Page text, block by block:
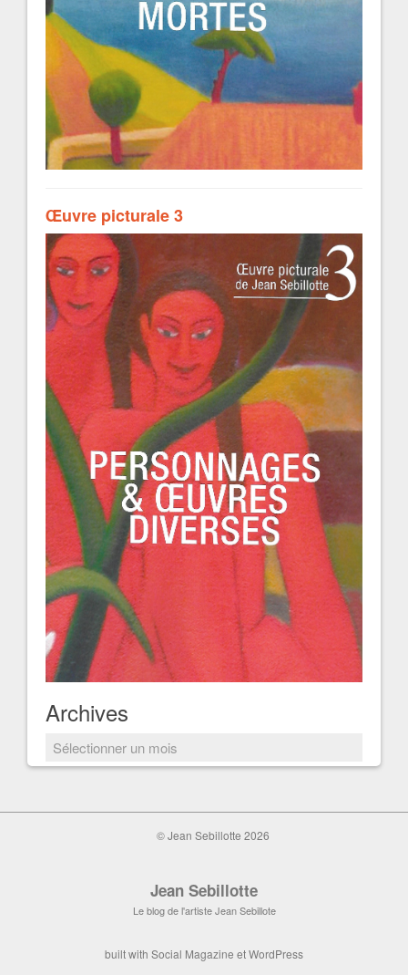
Œuvre picturale 3
Archives
Archives
© Jean Sebillotte 2026
Jean Sebillotte
Le blog de l'artiste Jean Sebillote
built with Social Magazine etWordPress